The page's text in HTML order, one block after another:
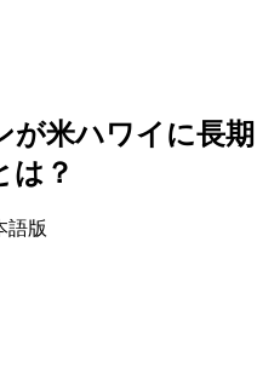
が米ハワイに長期
は？
語版